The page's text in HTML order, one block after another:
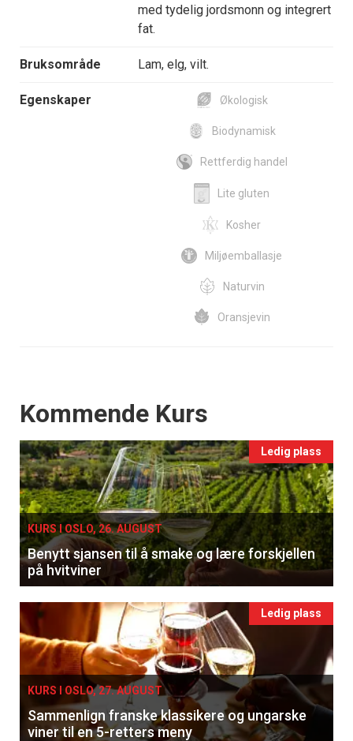
med tydelig jordsmonn og integrert
fat.
Bruksområde Lam, elg, vilt.
Egenskaper Økologisk
Biodynamisk
Rettferdig handel
Lite gluten
Kosher
Miljøemballasje
Naturvin
Oransjevin
Events
Kommende Kurs
Ledig plass
KURS I OSLO, 26. AUGUST
Benytt sjansen til å smake og lære forskjellen
på hvitviner
Ledig plass
KURS I OSLO, 27. AUGUST
Sammenlign franske klassikere og ungarske
viner til en 5-retters meny